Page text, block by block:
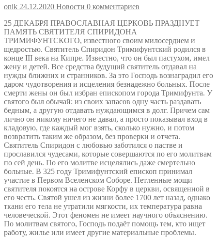
onik 24.12.2020 Новости 0 комментариев
25 ДЕКАБРЯ ПРАВОСЛАВНАЯ ЦЕРКОВЬ ПРАЗДНУЕТ
ПАМЯТЬ СВЯТИТЕЛЯ СПИРИДОНА
ТРИМИФУНТСКОГО, известного своим милосердием и
щедростью. Святитель Спиридон Тримифунтский родился в
конце III века на Кипре. Известно, что он был пастухом, имел
жену и детей. Все средства будущий святитель отдавал на
нужды ближних и странников. За это Господь вознаградил его
даром чудотворения и исцеления безнадежно больных. После
смерти жены он был избран епископом города Тримифунта. У
святого был обычай: из своих запасов одну часть раздавать
бедным, а другую отдавать нуждающимся в долг. Причем сам
лично он никому ничего не давал, а просто показывал вход в
кладовую, где каждый мог взять, сколько нужно, и потом
возвратить таким же образом, без проверки и отчета.
Святитель Спиридон с любовью заботился о пастве и
прославился чудесами, которые совершаются по его молитвам
по сей день. По его молитве исцелялись даже смертельно
больные. В 325 году Тримифунтский епископ принимал
участие в Первом Вселенском Соборе. Нетленные мощи
святителя покоятся на острове Корфу в церкви, освященной в
его честь. Святой ушел из жизни более 1700 лет назад, однако
ткани его тела не утратили мягкости, их температура равна
человеческой. Этот феномен не имеет научного объяснению.
По молитвам святого, Господь подаёт помощь тем, кто ищет
работу, жилье или имеет другие материальные проблемы.